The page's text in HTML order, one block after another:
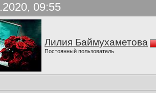
09:55
Лилия Баймухаметова
Постоянный пользователь